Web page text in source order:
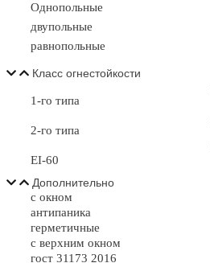
Однопольные
двупольные
равнопольные
Класс огнестойкости
1-го типа
2-го типа
EI-60
Дополнительно
с окном
антипаника
герметичные
с верхним окном
гост 31173 2016